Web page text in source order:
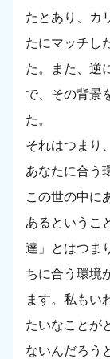
たとあり、カ
たにマッチし
た。また、逆
で、その背景
た。
それはつまり
あなたに合う
この世の中に
あるというこ
達」とはつま
ちに合う環境
ます。私もい
たいなことが
ないんだろう